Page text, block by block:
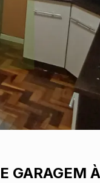
GARAGEM